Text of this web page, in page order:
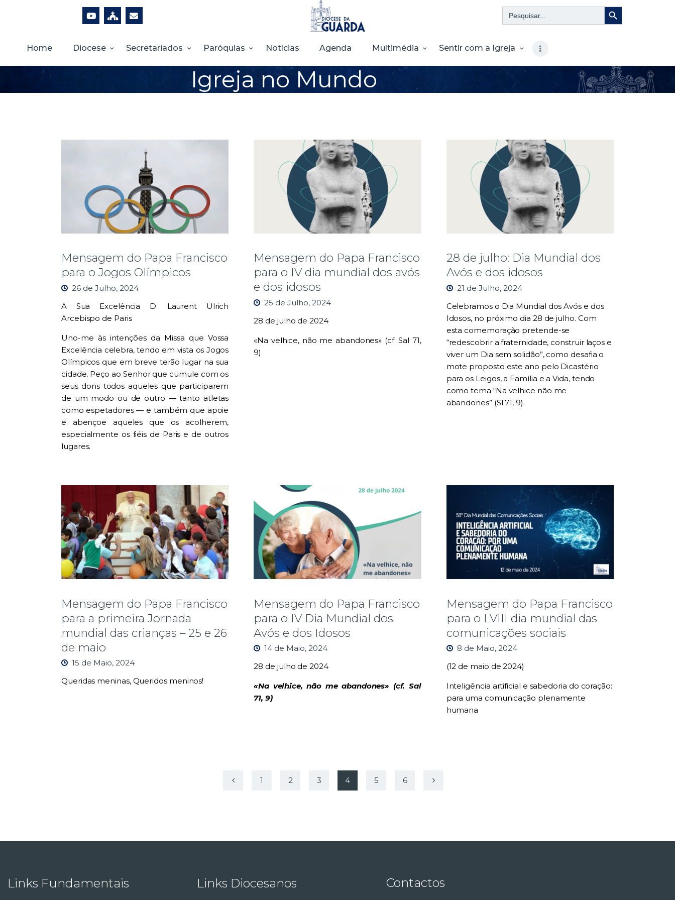
Search
for:
Search Button
Home Diocese Secretariados Paróquias Notícias Agenda Multimédia Sentir com a Igreja
Igreja no Mundo
PARÓQUIAS
MULTIMÉDIA
SENTIR COM A
IGREJA
CONTACTOS
Mensagem do Papa Francisco
para o Jogos Olímpicos
26 de Julho, 2024
A Sua Excelência D. Laurent Ulrich
Arcebispo de Paris
Uno-me às intenções da Missa que Vossa
Excelência celebra, tendo em vista os Jogos
Olímpicos que em breve terão lugar na sua
cidade. Peço ao Senhor que cumule com os
seus dons todos aqueles que participarem
de um modo ou de outro — tanto atletas
como espetadores — e também que apoie
e abençoe aqueles que os acolherem,
especialmente os fiéis de Paris e de outros
lugares.
Mensagem do Papa Francisco
para o IV dia mundial dos avós
e dos idosos
25 de Julho, 2024
28 de julho de 2024
«Na velhice, não me abandones» (cf. Sal 71,
9)
28 de julho: Dia Mundial dos
Avós e dos idosos
21 de Julho, 2024
Celebramos o Dia Mundial dos Avós e dos
Idosos, no próximo dia 28 de julho. Com
esta comemoração pretende-se
“redescobrir a fraternidade, construir laços e
viver um Dia sem solidão”, como desafia o
mote proposto este ano pelo Dicastério
para os Leigos, a Família e a Vida, tendo
como tema “Na velhice não me
abandones” (Sl 71, 9).
Mensagem do Papa Francisco
para a primeira Jornada
mundial das crianças – 25 e 26
de maio
15 de Maio, 2024
Queridas meninas, Queridos meninos!
Mensagem do Papa Francisco
para o IV Dia Mundial dos
Avós e dos Idosos
14 de Maio, 2024
28 de julho de 2024
«Na velhice, não me abandones» (cf. Sal
71, 9)
Mensagem do Papa Francisco
para o LVIII dia mundial das
comunicações sociais
8 de Maio, 2024
(12 de maio de 2024)
Inteligência artificial e sabedoria do coração:
para uma comunicação plenamente
humana
1 2 3 4 5 6
Links Fundamentais Links Diocesanos Contactos